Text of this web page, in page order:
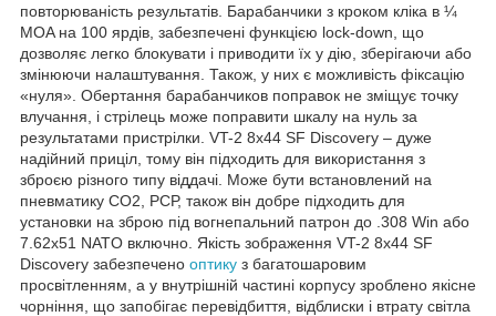
повторюваність результатів. Барабанчики з кроком кліка в ¼
MOA на 100 ярдів, забезпечені функцією lock-down, що
дозволяє легко блокувати і приводити їх у дію, зберігаючи або
змінюючи налаштування. Також, у них є можливість фіксацію
«нуля». Обертання барабанчиков поправок не зміщує точку
влучання, і стрілець може поправити шкалу на нуль за
результатами пристрілки. VT-2 8х44 SF Discovery – дуже
надійний приціл, тому він підходить для використання з
зброєю різного типу віддачі. Може бути встановлений на
пневматику СО2, РСР, також він добре підходить для
установки на зброю під вогнепальний патрон до .308 Win або
7.62x51 NATO включно. Якість зображення VT-2 8х44 SF
Discovery забезпечено оптику з багатошаровим
просвітленням, а у внутрішній частині корпусу зроблено якісне
чорніння, що запобігає перевідбиття, відблиски і втрату світла